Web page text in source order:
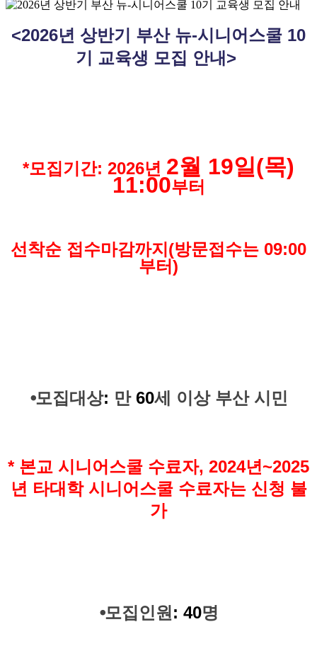
<2026년 상반기 부산 뉴-시니어스쿨 10
기 교육생 모집 안내 >
*모집기간: 2026년 2월 19일(목)
11:00부터
선착순 접수마감까지(방문접수는 09:00
부터)
⦁모집대상: 만 60세 이상 부산 시민
* 본교 시니어스쿨 수료자, 2024년~2025
년 타대학 시니어스쿨 수료자는 신청 불
가
⦁모집인원 : 40명